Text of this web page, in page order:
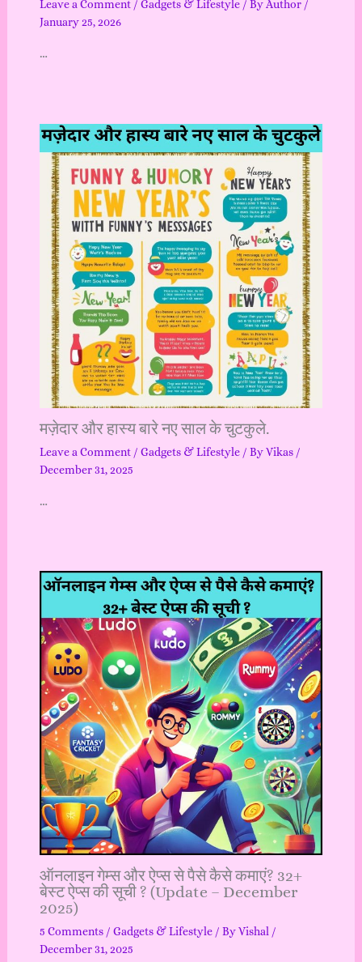
Leave a Comment / Gadgets & Lifestyle/ ByAuthor /
January 25, 2026
…
मज़ेदार और हास्य बारे नए साल के चुटकुले.
Leave a Comment / Gadgets & Lifestyle/ ByVikas /
December 31, 2025
…
ऑनलाइन गेम्स और ऐप्स से पैसे कैसे कमाएं? 32+
बेस्ट ऐप्स की सूची ? (Update – December
2025)
5 Comments / Gadgets & Lifestyle/ ByVishal /
December 31, 2025